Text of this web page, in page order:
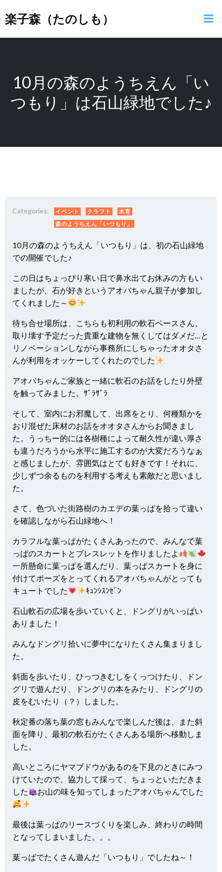
ン
ス
プ
楽子森（たのしも）
10月の森のようちえん「い
つもり」は石山緑地でした♪
Categories: イベント クラフト
木育
森のようちえん「いつもり」
10月の森のようちえん「いつもり」は、初の石山緑地
での開催でした♪
この日はちょっぴり寒い日で鼻水出てお休みの方もい
ましたが、石が好きというアオバちゃん親子が参加し
てくれました～
待ち合せ場所は、こちらも初利用の軟石ベースさん。
取り壊す予定だった貴重な建物を無くしてはダメだ…と
リノベーションしながら事務所にしちゃったオオタさ
んが利用をオッケーしてくれたのでした
アオバちゃんご家族と一緒に軟石のお話をしたり外壁
を触ってみました。ｻﾞﾗｻﾞﾗ
そして、室内にお邪魔して、出席をとり、何種類かを
おり混ぜた床材のお話をオオタさんからお聞きまし
た。うっちー的には各樹種によって耐久性が違い厚さ
も違うだろうから水平に施工するのが大変だろうなぁ
と感じましたが、雰囲気はとても好きです！それに、
少しずつ余るものを利用する考えも素敵だと思いまし
た。
さて、色づいた街路樹のカエデの葉っぱを拾って違い
を確認しながら石山緑地へ！
カラフルな葉っぱがたくさんあったので、みんなで葉
っぱのスカートとブレスレットを作りましたよ
一所懸命に葉っぱを選んだり、葉っぱスカートを身に
付けてポーズをとってくれるアオバちゃんがとっても
キュートでした
ｷｭﾝｼｽﾝｾﾞﾝ
石山軟石の広場を歩いていくと、ドングリがいっぱい
ありました！
みんなドングリ拾いに夢中になりたくさん集まりまし
た。
斜面を歩いたり、ひっつきむしをくっつけたり、ドン
グリで遊んだり、ドングリの本をみたり、ドングリの
皮をむいたり（？）しました。
秋定番の落ち葉の窓もみんなで楽しんだ後は、また斜
面を降り、最初の軟石がたくさんある場所へ移動しま
した。
高いところにヤマブドウがあるのを下見のときにみつ
けていたので、協力して採って、ちょっといただきま
した
お山の味を知ってしまったアオバちゃんでした
最後は葉っぱのリースづくりを楽しみ、終わりの時間
となってしまいました。。。
葉っぱでたくさん遊んだ「いつもり」でしたね～！